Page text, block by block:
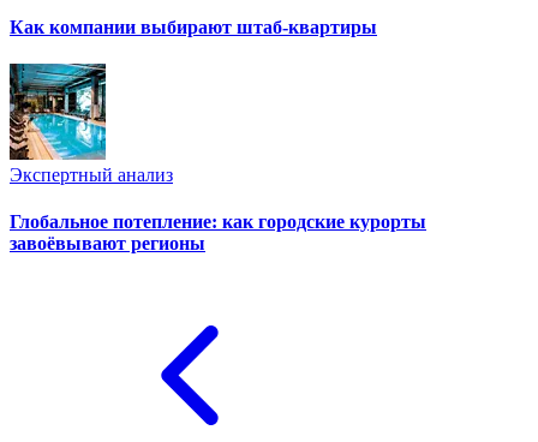
Как компании выбирают штаб-квартиры
Экспертный анализ
Глобальное потепление: как городские курорты
завоёвывают регионы